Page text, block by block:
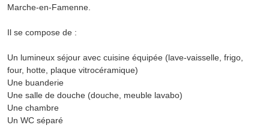
Marche-en-Famenne.
Il se compose de :
Un lumineux séjour avec cuisine équipée (lave-vaisselle, frigo,
four, hotte, plaque vitrocéramique)
Une buanderie
Une salle de douche (douche, meuble lavabo)
Une chambre
Un WC séparé